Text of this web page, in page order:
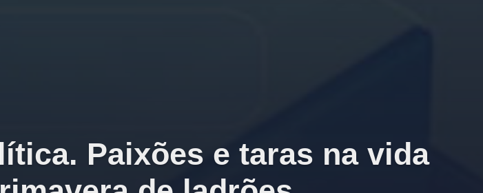
Paixões e taras na vida